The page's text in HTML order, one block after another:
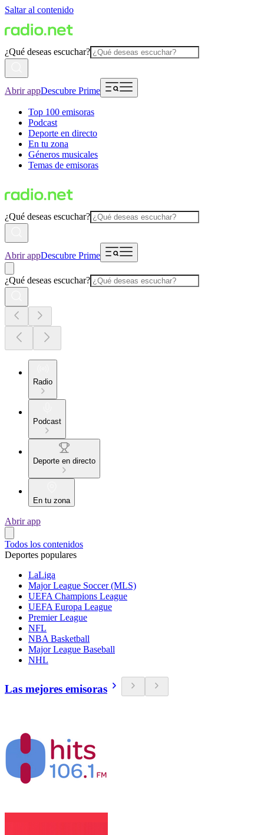
Saltar al contenido
¿Qué deseas escuchar?
Abrir appDescubre Prime
Top 100 emisoras
Podcast
Deporte en directo
En tu zona
Géneros musicales
Temas de emisoras
¿Qué deseas escuchar?
Abrir appDescubre Prime
¿Qué deseas escuchar?
Radio
Podcast
Deporte en directo
En tu zona
Abrir app
Todos los contenidos
Deportes populares
LaLiga
Major League Soccer (MLS)
UEFA Champions League
UEFA Europa League
Premier League
NFL
NBA Basketball
Major League Baseball
NHL
Las mejores emisoras